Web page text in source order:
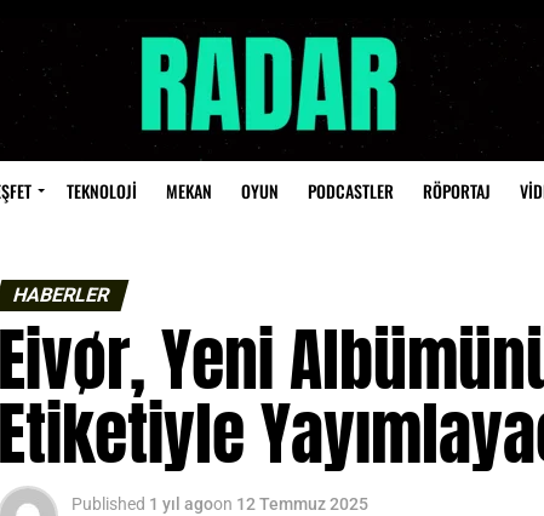
TEKNOLOJİ MEKAN OYUN PODCASTLER RÖPORTAJ
HABERLER
Eivør, Yeni
Etiketiyle
Published 1 yıl agoon 12 Temmuz 2025